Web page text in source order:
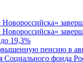
19,3%
пенсию в
фонда